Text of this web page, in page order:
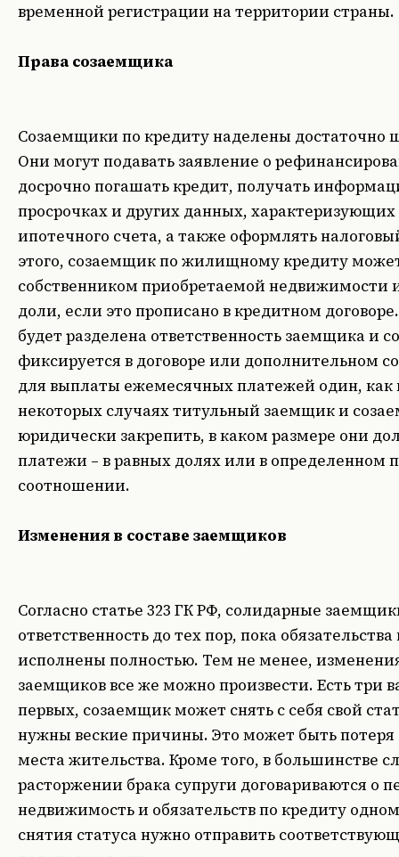
временной регистрации на территории страны.
Права созаемщика
Созаемщики по кредиту наделены
Они могут подавать заявление о
досрочно погашать кредит, получать
просрочках и других данных, характеризующих
ипотечного счета, а также оформлять
этого, созаемщик по жилищному кредиту
собственником приобретаемой недвижимости
доли, если это прописано в кредитном
будет разделена ответственность заемщика и
фиксируется в договоре или дополнительном
для выплаты ежемесячных платежей один, как
некоторых случаях титульный заемщик и
юридически закрепить, в каком размере они
платежи – в равных долях или в определенном
соотношении.
Изменения в составе заемщиков
Согласно статье 323 ГК РФ, солидарные
ответственность до тех пор, пока
исполнены полностью. Тем не менее,
заемщиков все же можно произвести. Есть три
первых, созаемщик может снять с себя свой
нужны веские причины. Это может быть
места жительства. Кроме того, в большинстве
расторжении брака супруги договариваются о
недвижимость и обязательств по кредиту
снятия статуса нужно отправить